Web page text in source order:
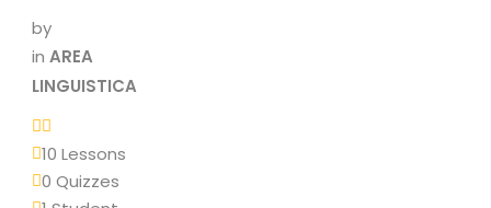
by
in AREA
LINGUISTICA
10 Lessons
0 Quizzes